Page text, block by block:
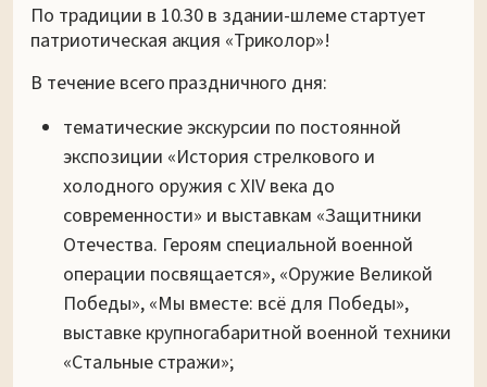
По традиции в 10.30 в здании-шлеме стартует
патриотическая акция «Триколор»!
В течение всего праздничного дня:
тематические экскурсии по постоянной
экспозиции «История стрелкового и
холодного оружия с XIV века до
современности» и выставкам «Защитники
Отечества. Героям специальной военной
операции посвящается», «Оружие Великой
Победы», «Мы вместе: всё для Победы»,
выставке крупногабаритной военной техники
«Стальные стражи»;